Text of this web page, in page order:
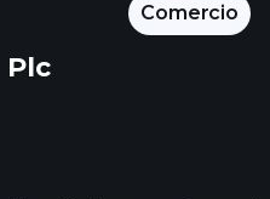
Comercio